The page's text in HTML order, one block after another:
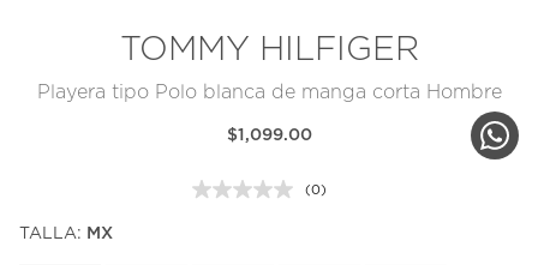
TOMMY HILFIGER
Playera tipo Polo blanca de manga corta Hombre
$1,099.00
Sin
(0)
TALLA: MX